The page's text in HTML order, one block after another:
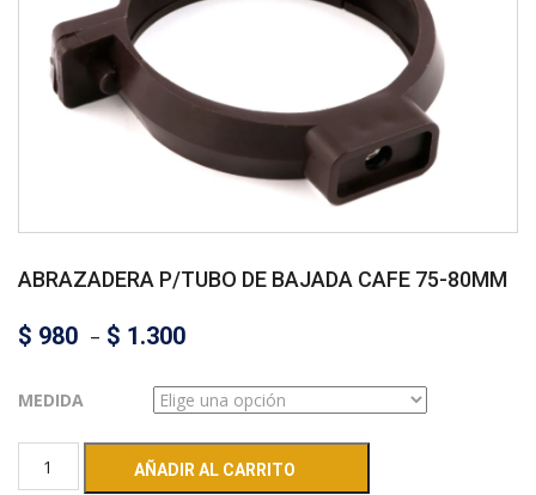
ABRAZADERA P/TUBO DE BAJADA CAFE 75-80MM
$ 980 – $ 1.300
MEDIDA
AÑADIR AL CARRITO